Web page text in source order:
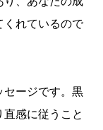
くれているので
セージです。黒
感に従うこと